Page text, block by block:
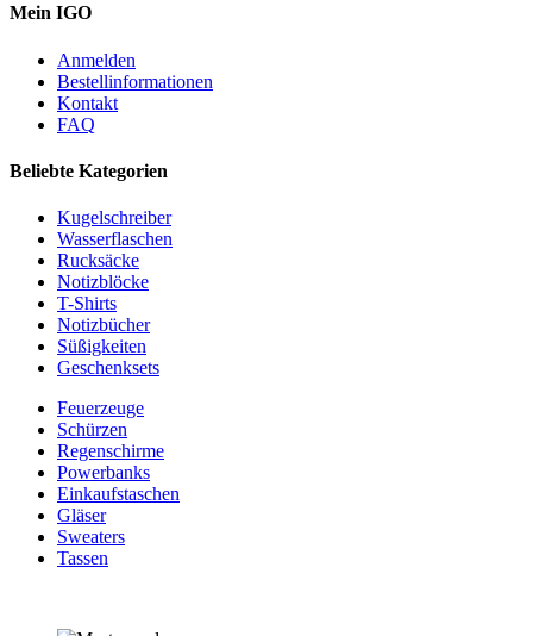
Mein IGO
Anmelden
Bestellinformationen
Kontakt
FAQ
Beliebte Kategorien
Kugelschreiber
Wasserflaschen
Rucksäcke
Notizblöcke
T-Shirts
Notizbücher
Süßigkeiten
Geschenksets
Feuerzeuge
Schürzen
Regenschirme
Powerbanks
Einkaufstaschen
Gläser
Sweaters
Tassen